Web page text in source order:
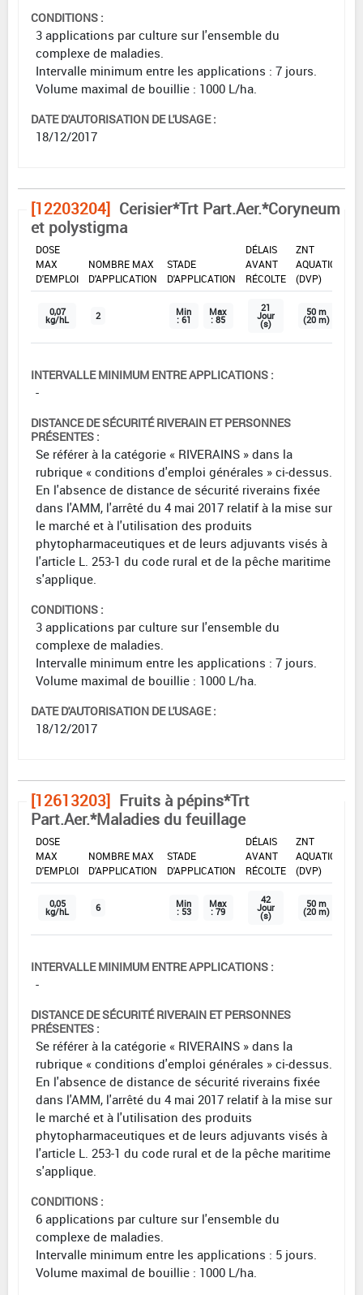
CONDITIONS :
3 applications par culture sur l'ensemble du
complexe de maladies.
Intervalle minimum entre les applications : 7 jours.
Volume maximal de bouillie : 1000 L/ha.
DATE D'AUTORISATION DE L'USAGE :
18/12/2017
[12203204] Cerisier*Trt Part.Aer.*Coryneum
et polystigma
DOSE
MAX
D'EMPLOI
NOMBRE MAX
D'APPLICATION
STADE
D'APPLICATION
DÉLAIS
AVANT
RÉCOLTE
ZNT
AQUATIQUE
(DVP)
0,07
kg/hL 2 Min
: 61
Max
: 85
21
Jour
(s)
50 m
(20 m)
INTERVALLE MINIMUM ENTRE APPLICATIONS :
-
DISTANCE DE SÉCURITÉ RIVERAIN ET PERSONNES
PRÉSENTES :
Se référer à la catégorie « RIVERAINS » dans la
rubrique « conditions d'emploi générales » ci-dessus.
En l'absence de distance de sécurité riverains fixée
dans l'AMM, l'arrêté du 4 mai 2017 relatif à la mise sur
le marché et à l'utilisation des produits
phytopharmaceutiques et de leurs adjuvants visés à
l'article L. 253-1 du code rural et de la pêche maritime
s'applique.
CONDITIONS :
3 applications par culture sur l'ensemble du
complexe de maladies.
Intervalle minimum entre les applications : 7 jours.
Volume maximal de bouillie : 1000 L/ha.
DATE D'AUTORISATION DE L'USAGE :
18/12/2017
[12613203] Fruits à pépins*Trt
Part.Aer.*Maladies du feuillage
DOSE
MAX
D'EMPLOI
NOMBRE MAX
D'APPLICATION
STADE
D'APPLICATION
DÉLAIS
AVANT
RÉCOLTE
ZNT
AQUATIQUE
(DVP)
0,05
kg/hL 6 Min
: 53
Max
: 79
42
Jour
(s)
50 m
(20 m)
INTERVALLE MINIMUM ENTRE APPLICATIONS :
-
DISTANCE DE SÉCURITÉ RIVERAIN ET PERSONNES
PRÉSENTES :
Se référer à la catégorie « RIVERAINS » dans la
rubrique « conditions d'emploi générales » ci-dessus.
En l'absence de distance de sécurité riverains fixée
dans l'AMM, l'arrêté du 4 mai 2017 relatif à la mise sur
le marché et à l'utilisation des produits
phytopharmaceutiques et de leurs adjuvants visés à
l'article L. 253-1 du code rural et de la pêche maritime
s'applique.
CONDITIONS :
6 applications par culture sur l'ensemble du
complexe de maladies.
Intervalle minimum entre les applications : 5 jours.
Volume maximal de bouillie : 1000 L/ha.